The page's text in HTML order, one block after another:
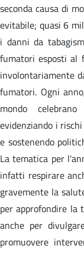
seconda causa di
evitabile; quasi 6
i danni da
fumatori esposti al
involontariamente
fumatori. Ogni
mondo
evidenziando i
e sostenendo
La tematica per
infatti respirare
gravemente la
per approfondire la
anche per
promuovere